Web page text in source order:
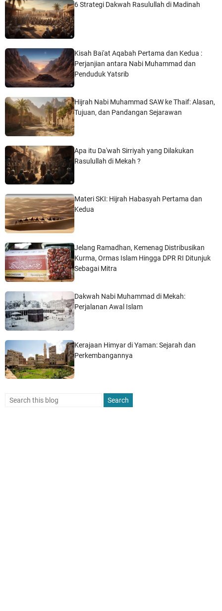
6 Strategi Dakwah Rasulullah di Madinah
Kisah Bai'at Aqabah Pertama dan Kedua :
Perjanjian antara Nabi Muhammad dan
Penduduk Yatsrib
Hijrah Nabi Muhammad SAW ke Thaif: Alasan,
Tujuan, dan Pandangan Sejarawan
Apa itu Da'wah Sirriyah yang Dilakukan
Rasulullah di Mekah ?
Materi SKI: Hijrah Habasyah Pertama dan
Kedua
Jelang Ramadhan, Kemenag Distribusikan
Kurma, Ormas Islam Hingga DPR RI Ditunjuk
Sebagai Mitra
Dakwah Nabi Muhammad di Mekah:
Perjalanan Awal Islam
Kerajaan Himyar di Yaman: Sejarah dan
Perkembangannya